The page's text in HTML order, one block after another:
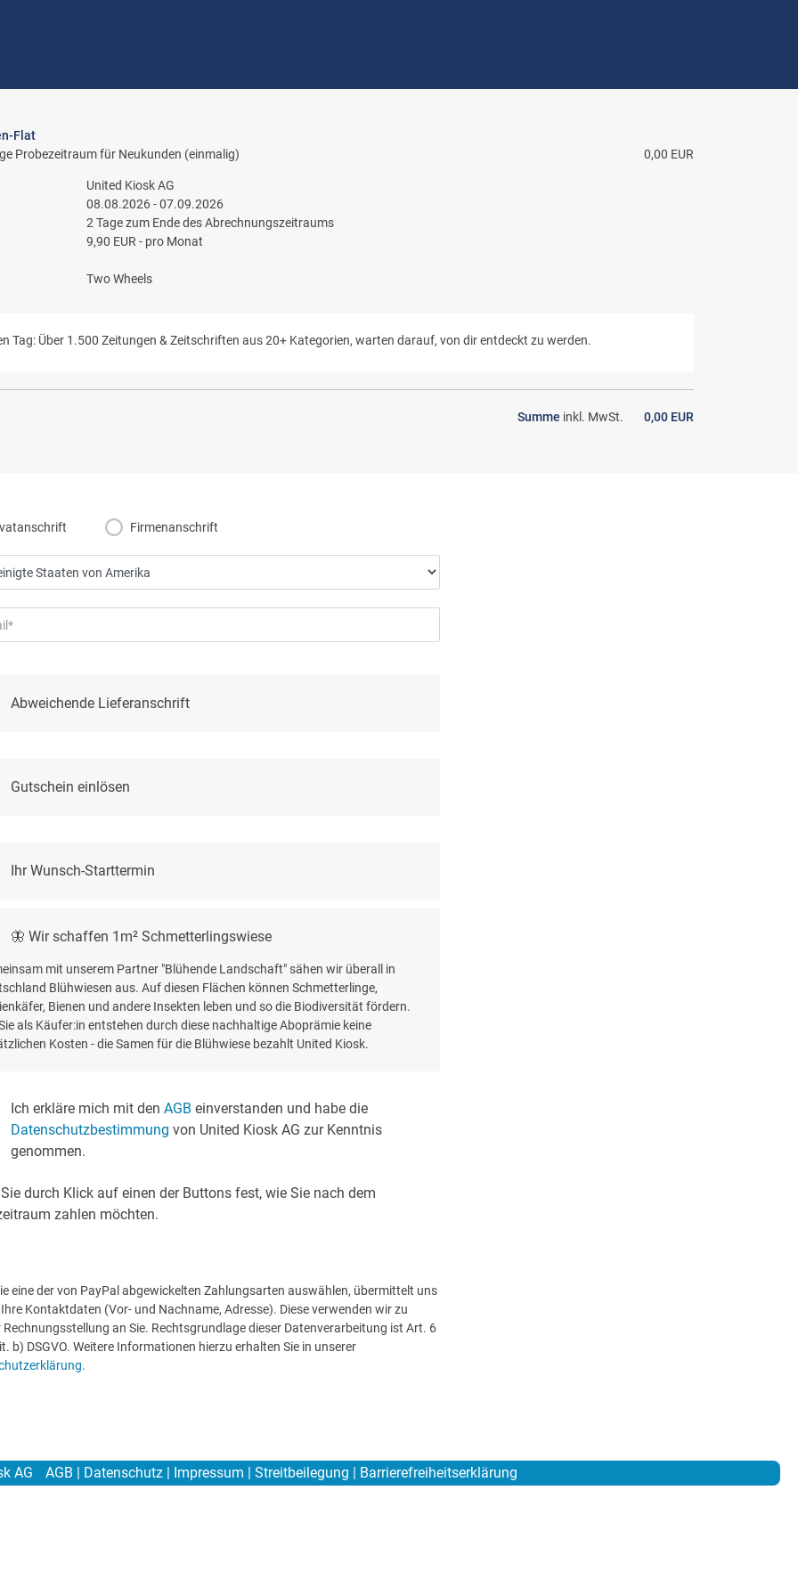
Flat
Probezeitraum für Neukunden (einmalig)
0,00 EUR
United Kiosk AG
08.08.2026 - 07.09.2026
2 Tage zum Ende des Abrechnungszeitraums
9,90 EUR - pro Monat
Two Wheels
Tag: Über 1.500 Zeitungen & Zeitschriften aus 20+ Kategorien, warten darauf, von dir entdeckt zu werden.
Summe inkl. MwSt. 0,00 EUR
Firmenanschrift
Abweichende Lieferanschrift
Gutschein einlösen
Ihr Wunsch-Starttermin
🦋 Wir schaffen 1m² Schmetterlingswiese
mit unserem Partner "Blühende Landschaft" sähen wir überall in
Blühwiesen aus. Auf diesen Flächen können Schmetterlinge,
Bienen und andere Insekten leben und so die Biodiversität fördern.
als Käufer:in entstehen durch diese nachhaltige Aboprämie keine
Kosten - die Samen für die Blühwiese bezahlt United Kiosk.
Ich erkläre mich mit den AGB einverstanden und habe die
Datenschutzbestimmung von United Kiosk AG zur Kenntnis
genommen.
durch Klick auf einen der Buttons fest, wie Sie nach dem
zahlen möchten.
eine der von PayPal abgewickelten Zahlungsarten auswählen, übermittelt uns
Kontaktdaten (Vor- und Nachname, Adresse). Diese verwenden wir zu
Rechnungsstellung an Sie. Rechtsgrundlage dieser Datenverarbeitung ist Art. 6
b) DSGVO. Weitere Informationen hierzu erhalten Sie in unserer
.
AG AGB | Datenschutz | Impressum | Streitbeilegung | Barrierefreiheitserklärung